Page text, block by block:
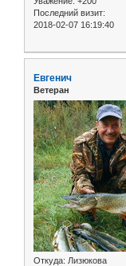
Последний визит:
2018-02-07 16:19:40
Евгенич
Ветеран
Откуда: Лизюкова